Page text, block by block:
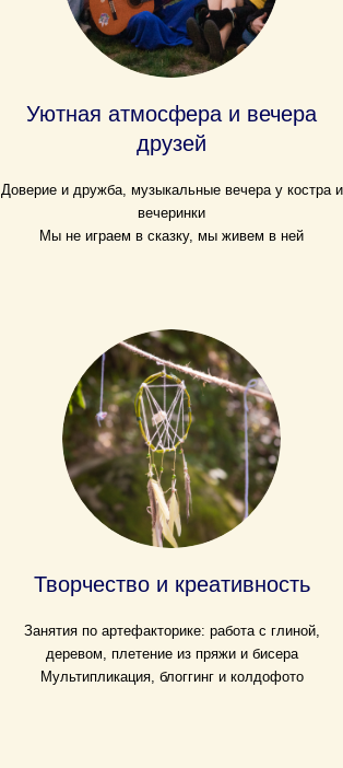
Уютная атмосфера и вечера
друзей
Доверие и дружба, музыкальные вечера у костра и
вечеринки
Мы не играем в сказку, мы живем в ней
Творчество и креативность
Занятия по артефакторике: работа с глиной,
деревом, плетение из пряжи и бисера
Мультипликация, блоггинг и колдофото